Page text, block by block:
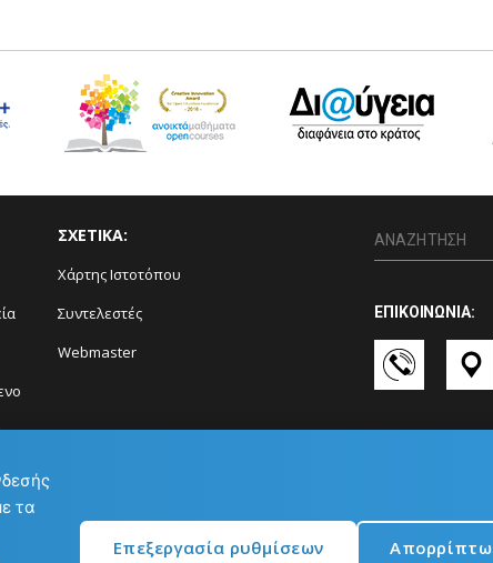
ΣΧΕΤΙΚΑ:
Χάρτης Ιστοτόπου
Συντελεστές
Webmaster
ΕΠΙΚΟΙΝΩΝΙΑ:
τα
Επεξεργασία ρυθμίσεων Απορρίπτω